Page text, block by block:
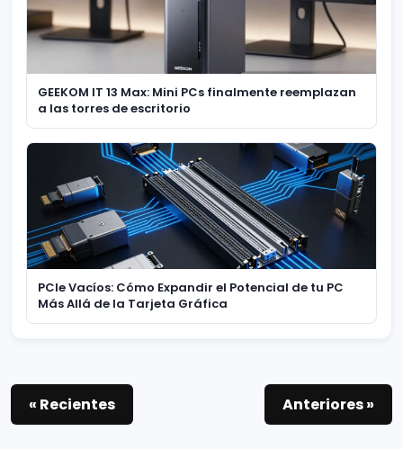
GEEKOM IT 13 Max: Mini PCs finalmente reemplazan
a las torres de escritorio
PCIe Vacíos: Cómo Expandir el Potencial de tu PC
Más Allá de la Tarjeta Gráfica
« Recientes Anteriores »